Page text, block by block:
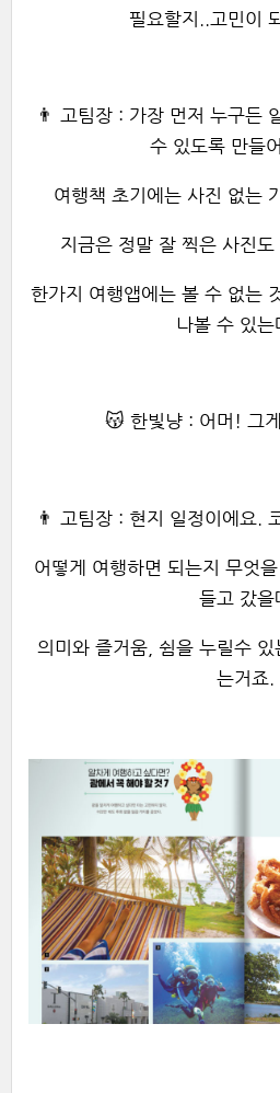
필요할지..고민이
👨 고팀장 : 가장 먼저 누구든
수 있도록 만들
여행책 초기에는 사진 없는
지금은 정말 잘 찍은 사진
한가지 여행앱에는 볼 수 없는
나볼 수 있는
😽 한빛냥 : 어머! 그
👨 고팀장 : 현지 일정이에요.
어떻게 여행하면 되는지 무엇
들고 갔을
의미와 즐거움, 쉼을 누릴수
는거죠.